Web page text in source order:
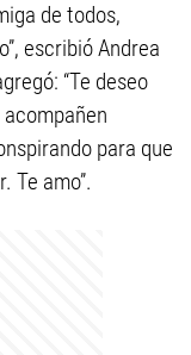
de todos,
escribió Andrea
“Te deseo
para que
Te amo”.